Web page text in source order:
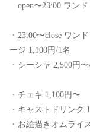
open〜23:00 ワン
・23:00〜close ワン
ージ 1,100円/1名
・シーシャ 2,500円
・チェキ 1,100円〜
・キャストドリンク
・お絵描きオムライ